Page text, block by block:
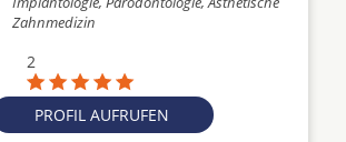
Zahnmedizin
2
PROFIL AUFRUFEN